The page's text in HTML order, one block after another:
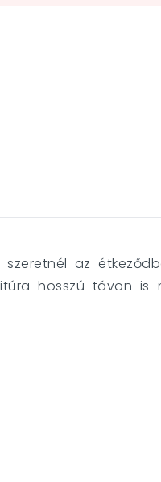
szeretnél az
hosszú távon is